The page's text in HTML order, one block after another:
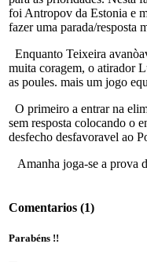
foi Antropov da Estonia e
fazer uma parada/resposta
Enquanto Teixeira
muita coragem, o atirador
as poules. mais um jogo
O primeiro a entrar na
sem resposta colocando o
desfecho desfavoravel ao
Amanha joga-se a prova
Comentarios (1)
Parabéns !!